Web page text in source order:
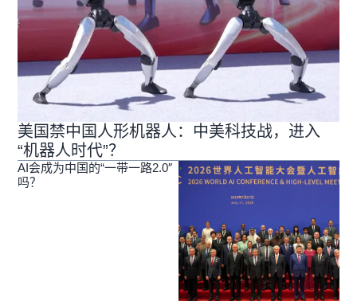
美国禁中国人形机器人：中美科技战，进入
“机器人时代”？
AI会成为中国的“一带一路2.0″
吗？